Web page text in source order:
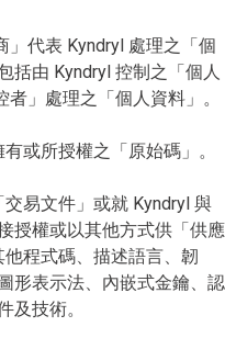
」代表 Kyndryl 處理之「個
括由 Kyndryl 控制之「個人
」處理之「個人資料」。
或所授權之「原始碼」。
易文件」或就 Kyndryl 與
授權或以其他方式供「供應
程式碼、描述語言、韌
形表示法、內嵌式金鑰、認
及技術。